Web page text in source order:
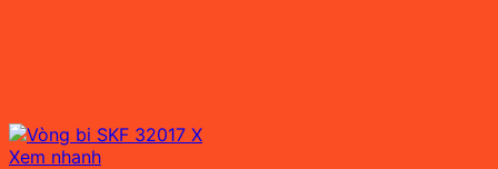
Xem nhanh